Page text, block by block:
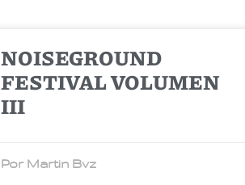
NOISEGROUND
FESTIVAL VOLUMEN
III
Por Martin Bvz